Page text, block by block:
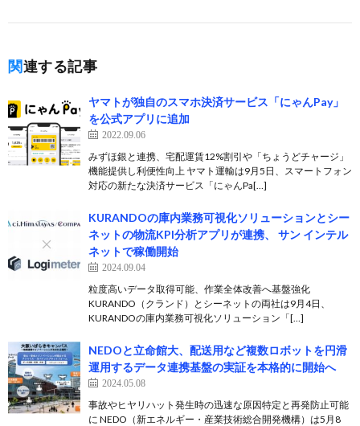
関連する記事
ヤマトが独自のスマホ決済サービス「にゃんPay」
を公式アプリに追加
2022.09.06
みずほ銀と連携、宅配運賃12%割引や「ちょうどチャージ」
機能提供し利便性向上 ヤマト運輸は9月5日、スマートフォン
対応の新たな決済サービス「にゃんPa[…]
KURANDOの庫内業務可視化ソリューションとシー
ネットの物流KPI分析アプリが連携、 サン インテル
ネットで稼働開始
2024.09.04
粒度高いデータ取得可能、作業全体改善へ基盤強化
KURANDO（クランド）とシーネットの両社は9月4日、
KURANDOの庫内業務可視化ソリューション「[…]
NEDOと立命館大、配送用など複数ロボットを円滑
運用するデータ連携基盤の実証を本格的に開始へ
2024.05.08
事故やヒヤリハット発生時の迅速な原因特定と再発防止可能
に NEDO（新エネルギー・産業技術総合開発機構）は5月8